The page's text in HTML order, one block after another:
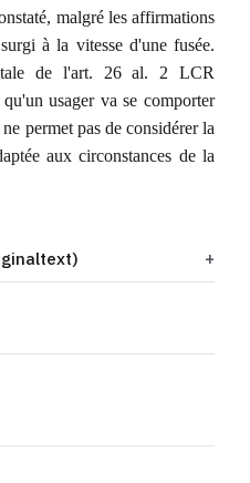
malgré les affirmations
à la vitesse d'une fusée.
de l'art. 26 al. 2 LCR
usager va se comporter
permet pas de considérer la
aux circonstances de la